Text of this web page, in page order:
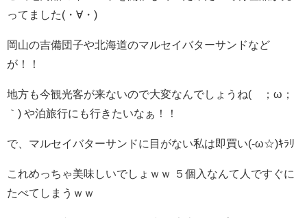
ってました(・∀・)
岡山の吉備団子や北海道のマルセイバターサンドなど
が！！
地方も今観光客が来ないので大変なんでしょうね(´；ω；
｀) や泊旅行にも行きたいなぁ！！
で、マルセイバターサンドに目がない私は即買い(-ω☆)ｷﾗﾘ
これめっちゃ美味しいでしょｗｗ ５個入なんて人ですぐに
たべてしまうｗｗ